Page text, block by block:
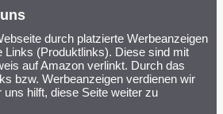
durch platzierte Werbeanzeigen
Links (Produktlinks). Diese sind mit
auf Amazon verlinkt. Durch das
bzw. Werbeanzeigen verdienen wir
uns hilft, diese Seite weiter zu